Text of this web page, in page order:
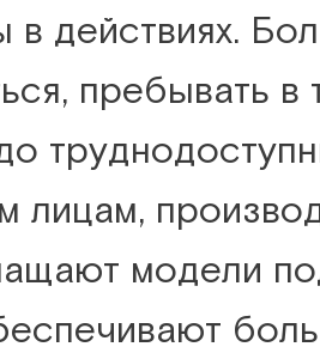
в действиях.
пребывать в
лицам,
модели